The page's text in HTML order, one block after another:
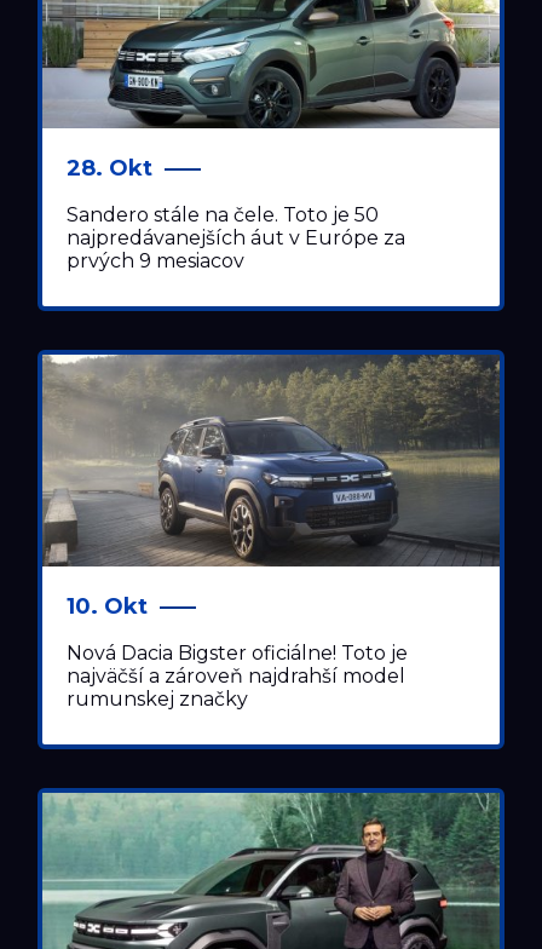
28. Okt
Sandero stále na čele. Toto je 50
najpredávanejších áut v Európe za
prvých 9 mesiacov
10. Okt
Nová Dacia Bigster oficiálne! Toto je
najväčší a zároveň najdrahší model
rumunskej značky